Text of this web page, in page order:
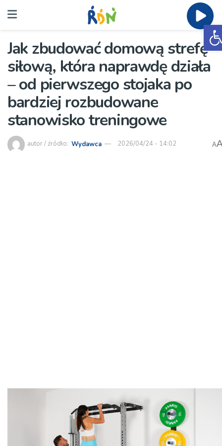
Jak zbudować domową strefę
siłową, która naprawdę działa
– od pierwszego stojaka po
bardziej rozbudowane
stanowisko treningowe
autor / źródło: Wydawca 2026/04/24 - 14:02 A